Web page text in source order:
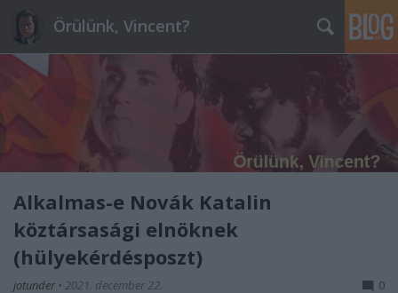
Örülünk, Vincent?
Alkalmas-e Novák Katalin
köztársasági elnöknek
(hülyekérdésposzt)
jotunder • 2021. december 22. 0